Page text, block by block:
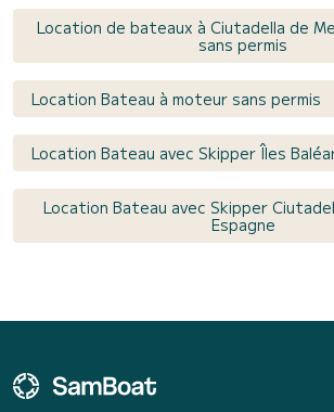
Location de bateaux à Ciutadella de
sans permis
Location Bateau à moteur sans permis
Location Bateau avec Skipper Îles
Location Bateau avec Skipper
Espagne